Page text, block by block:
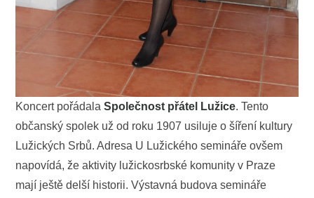
Koncert pořádalaSpolečnost přátel Lužice. Tento
občanský spolek už od roku 1907 usiluje o šíření kultury
Lužických Srbů. Adresa U Lužického semináře ovšem
napovídá, že aktivity lužickosrbské komunity v Praze
mají ještě delší historii. Výstavná budova semináře